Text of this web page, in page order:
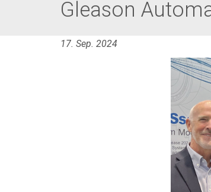
Gleason
17. Sep. 2024